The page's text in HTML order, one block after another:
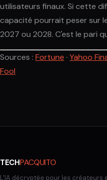
utilisateurs finaux. Si cette
capacité pourrait peser sur
2027 ou 2028. C'est le pari
Sources : Fortune · Yahoo
Fool
TECHPACQUITO
L'IA décryptée pour les créateurs